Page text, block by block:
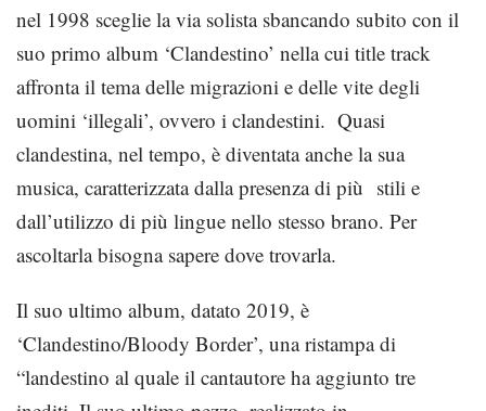
nel 1998 sceglie la via solista sbancando subito con il
suo primo album ‘Clandestino’ nella cui title track
affronta il tema delle migrazioni e delle vite degli
uomini ‘illegali’, ovvero i clandestini. Quasi
clandestina, nel tempo, è diventata anche la sua
musica, caratterizzata dalla presenza di più stili e
dall’utilizzo di più lingue nello stesso brano. Per
ascoltarla bisogna sapere dove trovarla.
Il suo ultimo album, datato 2019, è
‘Clandestino/Bloody Border’, una ristampa di
“landestino al quale il cantautore ha aggiunto tre